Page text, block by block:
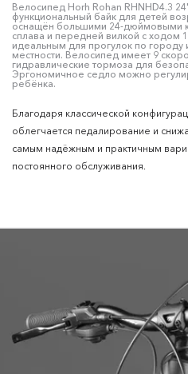
Велосипед Horh Rohan RHNHD4.3
функциональный байк для детей
оснащён большими 24-дюймовыми
сплава и передней вилкой с ходом
идеальным для прогулок по городу
местности. Велосипед имеет 9
гидравлические тормоза для
Эргономичное седло можно
ребёнка.
Благодаря классической
облегчается педалирование и
самым надёжным и практичным
постоянного обслуживания.